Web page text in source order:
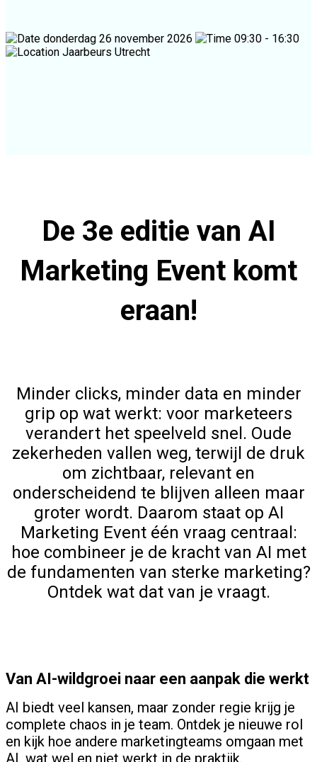
donderdag 26 november 2026
09:30 - 16:30
Jaarbeurs Utrecht
De 3e editie van AI
Marketing Event komt
eraan!
Minder clicks, minder data en minder
grip op wat werkt: voor marketeers
verandert het speelveld snel. Oude
zekerheden vallen weg, terwijl de druk
om zichtbaar, relevant en
onderscheidend te blijven alleen maar
groter wordt. Daarom staat op AI
Marketing Event één vraag centraal:
hoe combineer je de kracht van AI met
de fundamenten van sterke marketing?
Ontdek wat dat van je vraagt.
Van AI-wildgroei naar een aanpak die werkt
AI biedt veel kansen, maar zonder regie krijg je
complete chaos in je team. Ontdek je nieuwe rol
en kijk hoe andere marketingteams omgaan met
AI, wat wel en niet werkt in de praktijk.